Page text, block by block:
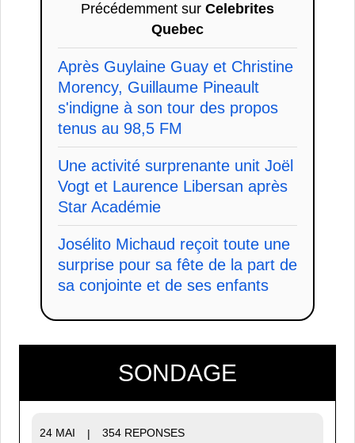
Précédemment sur Celebrites
Quebec
Après Guylaine Guay et Christine
Morency, Guillaume Pineault
s'indigne à son tour des propos
tenus au 98,5 FM
Une activité surprenante unit Joël
Vogt et Laurence Libersan après
Star Académie
Josélito Michaud reçoit toute une
surprise pour sa fête de la part de
sa conjointe et de ses enfants
SONDAGE
24 MAI | 354 REPONSES